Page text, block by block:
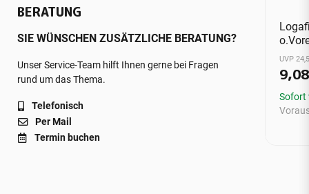
BERATUNG
SIE WÜNSCHEN ZUSÄTZLICHE BERATUNG?
Unser Service-Team hilft Ihnen gerne bei Fragen
rund um das Thema.
Telefonisch
Per Mail
Termin buchen
UVP
Sofort